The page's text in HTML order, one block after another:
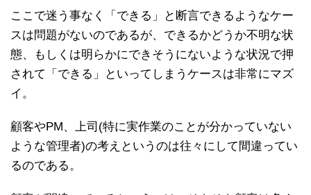
ここで迷う事なく「できる」と断言できるようなケー
スは問題がないのであるが、できるかどうか不明な状
態、もしくは明らかにできそうにないような状況で押
されて「できる」といってしまうケースは非常にマズ
イ。
顧客やPM、上司(特に実作業のことが分かっていない
ような管理者)の考えというのは往々にして間違ってい
るのである。